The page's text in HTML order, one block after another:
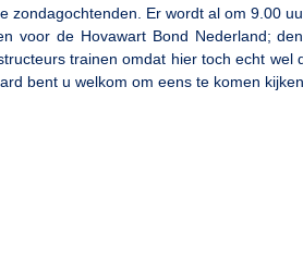
zondagochtenden. Er wordt al om 9.00
voor de Hovawart Bond Nederland;
trainen omdat hier toch echt
bent u welkom om eens te komen